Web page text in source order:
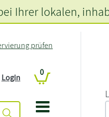
prüfen
Login
0
Ihrer lokalen,